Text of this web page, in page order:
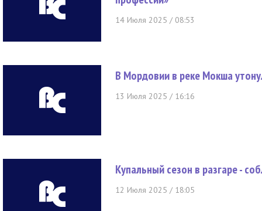
14 Июля 2025 / 08:53
В Мордовии в реке Мокша
13 Июля 2025 / 16:16
Купальный сезон в разгаре -
12 Июля 2025 / 18:05